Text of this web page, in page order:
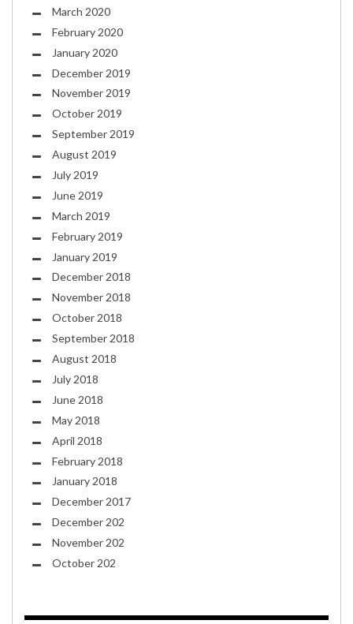
March 2020
February 2020
January 2020
December 2019
November 2019
October 2019
September 2019
August 2019
July 2019
June 2019
March 2019
February 2019
January 2019
December 2018
November 2018
October 2018
September 2018
August 2018
July 2018
June 2018
May 2018
April 2018
February 2018
January 2018
December 2017
December 202
November 202
October 202